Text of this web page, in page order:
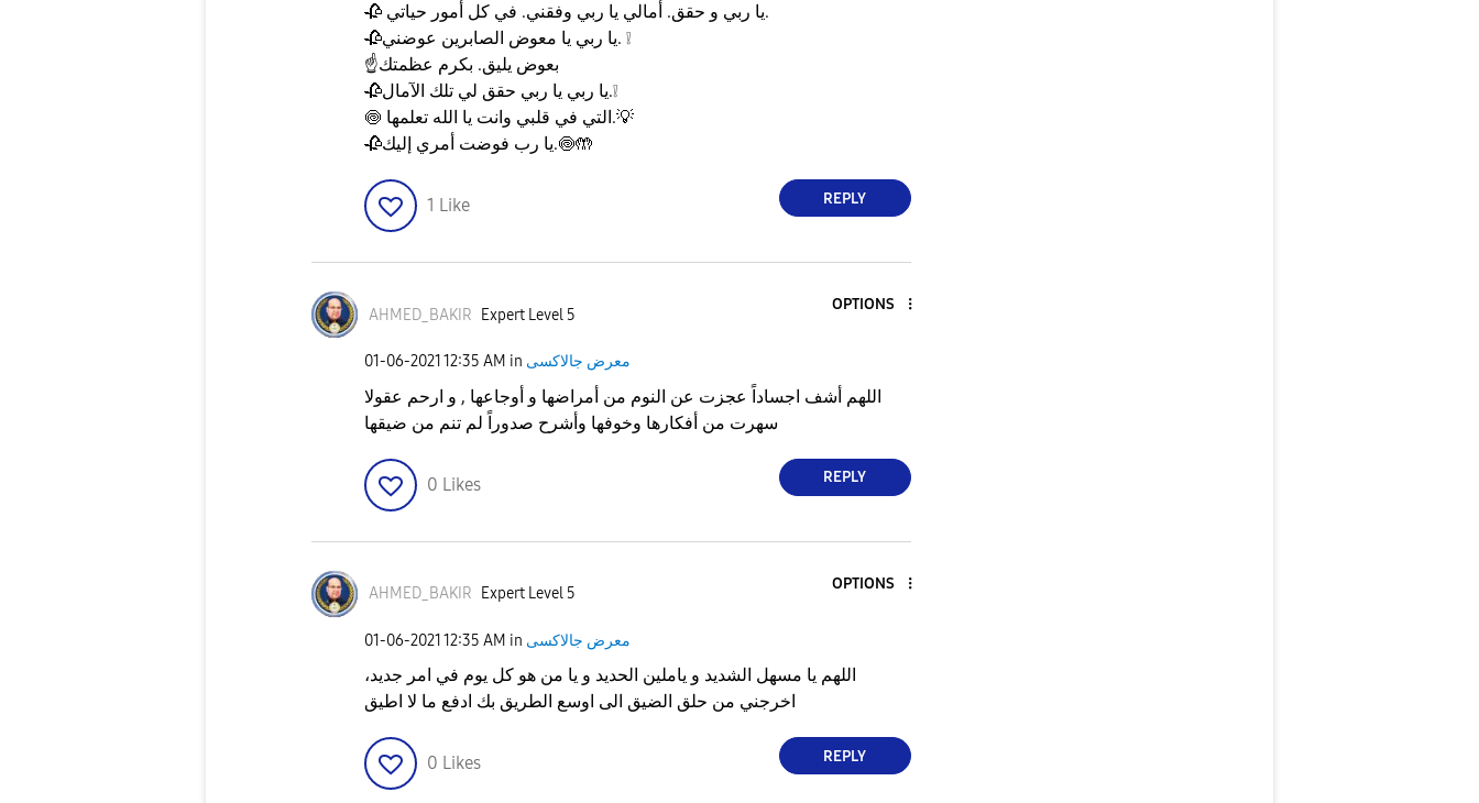
🥀
يا ربي و حقق. أمالي يا ربي وفقني. في كل أمور حياتي.
🥀
يا ربي يا معوض الصابرين عوضني. ❕
☝️⁩بعوض يليق. بكرم عظمتك
🥀
يا ربي يا ربي حقق لي تلك الآمال.❕
🍥
التي في قلبي وانت يا الله تعلمها.💡
🥀
يا رب فوضت أمري إليك.🍥🤲
1 Like REPLY
AHMED_BAKIR Expert Level 5
OPTIONS
‎01-06-2021 12:35 AM in معرض جالاكسى
‏اللهم أشف اجساداً عجزت عن النوم من أمراضها و أوجاعها , و ارحم عقولا
سهرت من أفكارها وخوفها وأشرح صدوراً لم تنم من ضيقها
0 Likes REPLY
AHMED_BAKIR Expert Level 5
OPTIONS
‎01-06-2021 12:35 AM in معرض جالاكسى
‏اللهم يا مسهل الشديد و ياملين الحديد و يا من هو كل يوم في امر جديد،
اخرجني من حلق الضيق الى اوسع الطريق بك ادفع ما لا اطيق
0 Likes REPLY